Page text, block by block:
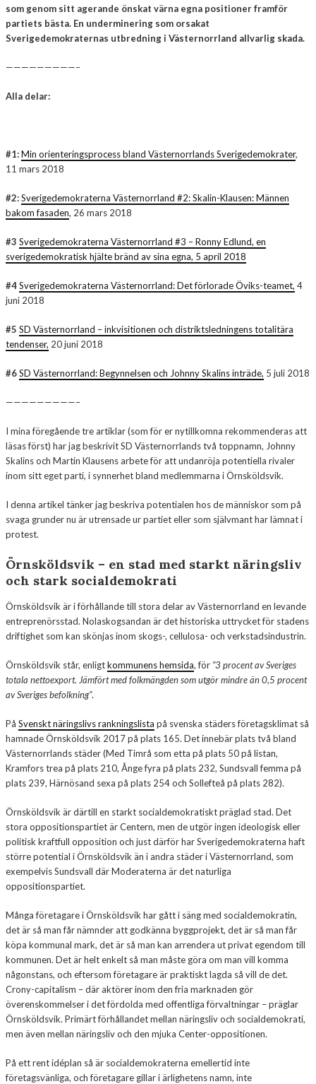
som genom sitt agerande önskat värna egna positioner framför
partiets bästa. En underminering som orsakat
Sverigedemokraternas utbredning i Västernorrland allvarlig skada.
—————————–
Alla delar:
#1:Min orienteringsprocess bland Västernorrlands Sverigedemokrater,
11 mars 2018
#2:Sverigedemokraterna Västernorrland #2: Skalin-Klausen: Männen
bakom fasaden, 26 mars 2018
#3 Sverigedemokraterna Västernorrland #3 – Ronny Edlund, en
sverigedemokratisk hjälte bränd av sina egna, 5 april 2018
#4Sverigedemokraterna Västernorrland: Det förlorade Öviks-teamet, 4
juni 2018
#5 SD Västernorrland – inkvisitionen och distriktsledningens totalitära
tendenser, 20 juni 2018
#6SD Västernorrland: Begynnelsen och Johnny Skalins inträde, 5 juli 2018
—————————–
I mina föregående tre artiklar (som för er nytillkomna rekommenderas att
läsas först) har jag beskrivit SD Västernorrlands två toppnamn, Johnny
Skalins och Martin Klausens arbete för att undanröja potentiella rivaler
inom sitt eget parti, i synnerhet bland medlemmarna i Örnsköldsvik.
I denna artikel tänker jag beskriva potentialen hos de människor som på
svaga grunder nu är utrensade ur partiet eller som självmant har lämnat i
protest.
Örnsköldsvik – en stad med starkt näringsliv
och stark socialdemokrati
Örnsköldsvik är i förhållande till stora delar av Västernorrland en levande
entreprenörsstad. Nolaskogsandan är det historiska uttrycket för stadens
driftighet som kan skönjas inom skogs-, cellulosa- och verkstadsindustrin.
Örnsköldsvik står, enligtkommunens hemsida, för ”3 procent av Sveriges
totala nettoexport. Jämfört med folkmängden som utgör mindre än 0,5 procent
av Sveriges befolkning”.
På Svenskt näringslivs rankningslista på svenska städers företagsklimat så
hamnade Örnsköldsvik 2017 på plats 165. Det innebär plats två bland
Västernorrlands städer (Med Timrå som etta på plats 50 på listan,
Kramfors trea på plats 210, Ånge fyra på plats 232, Sundsvall femma på
plats 239, Härnösand sexa på plats 254 och Sollefteå på plats 282).
Örnsköldsvik är därtill en starkt socialdemokratiskt präglad stad. Det
stora oppositionspartiet är Centern, men de utgör ingen ideologisk eller
politisk kraftfull opposition och just därför har Sverigedemokraterna haft
större potential i Örnsköldsvik än i andra städer i Västernorrland, som
exempelvis Sundsvall där Moderaterna är det naturliga
oppositionspartiet.
Många företagare i Örnsköldsvik har gått i säng med socialdemokratin,
det är så man får nämnder att godkänna byggprojekt, det är så man får
köpa kommunal mark, det är så man kan arrendera ut privat egendom till
kommunen. Det är helt enkelt så man måste göra om man vill komma
någonstans, och eftersom företagare är praktiskt lagda så vill de det.
Crony-capitalism – där aktörer inom den fria marknaden gör
överenskommelser i det fördolda med offentliga förvaltningar – präglar
Örnsköldsvik. Primärt förhållandet mellan näringsliv och socialdemokrati,
men även mellan näringsliv och den mjuka Center-oppositionen.
På ett rent idéplan så är socialdemokraterna emellertid inte
företagsvänliga, och företagare gillar i ärlighetens namn, inte